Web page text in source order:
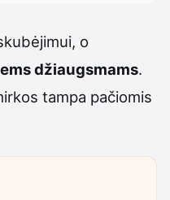
o
džiaugsmams.
tampa pačiomis